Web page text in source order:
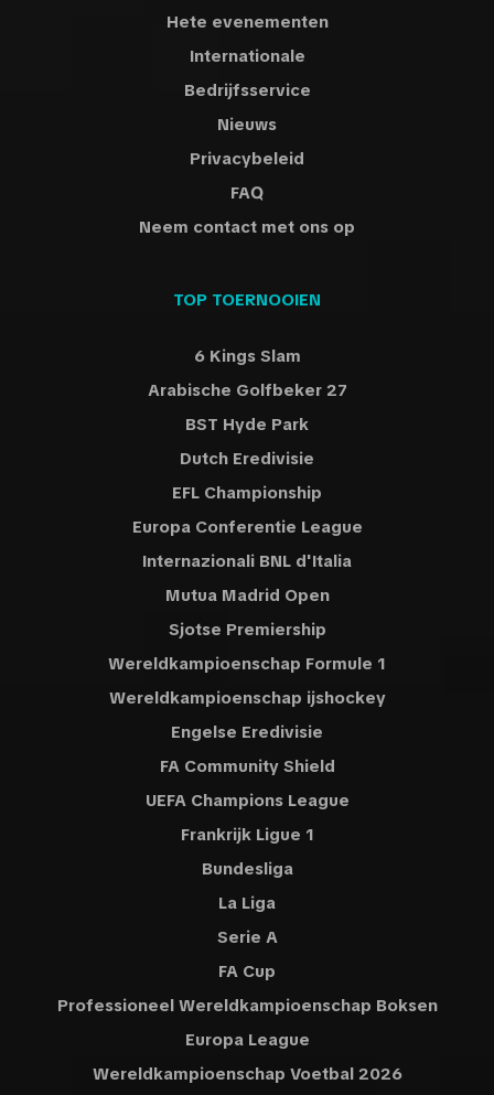
Hete evenementen
Internationale
Bedrijfsservice
Nieuws
Privacybeleid
FAQ
Neem contact met ons op
TOP TOERNOOIEN
6 Kings Slam
Arabische Golfbeker 27
BST Hyde Park
Dutch Eredivisie
EFL Championship
Europa Conferentie League
Internazionali BNL d'Italia
Mutua Madrid Open
Sjotse Premiership
Wereldkampioenschap Formule 1
Wereldkampioenschap ijshockey
Engelse Eredivisie
FA Community Shield
UEFA Champions League
Frankrijk Ligue 1
Bundesliga
La Liga
Serie A
FA Cup
Professioneel Wereldkampioenschap Boksen
Europa League
Wereldkampioenschap Voetbal 2026